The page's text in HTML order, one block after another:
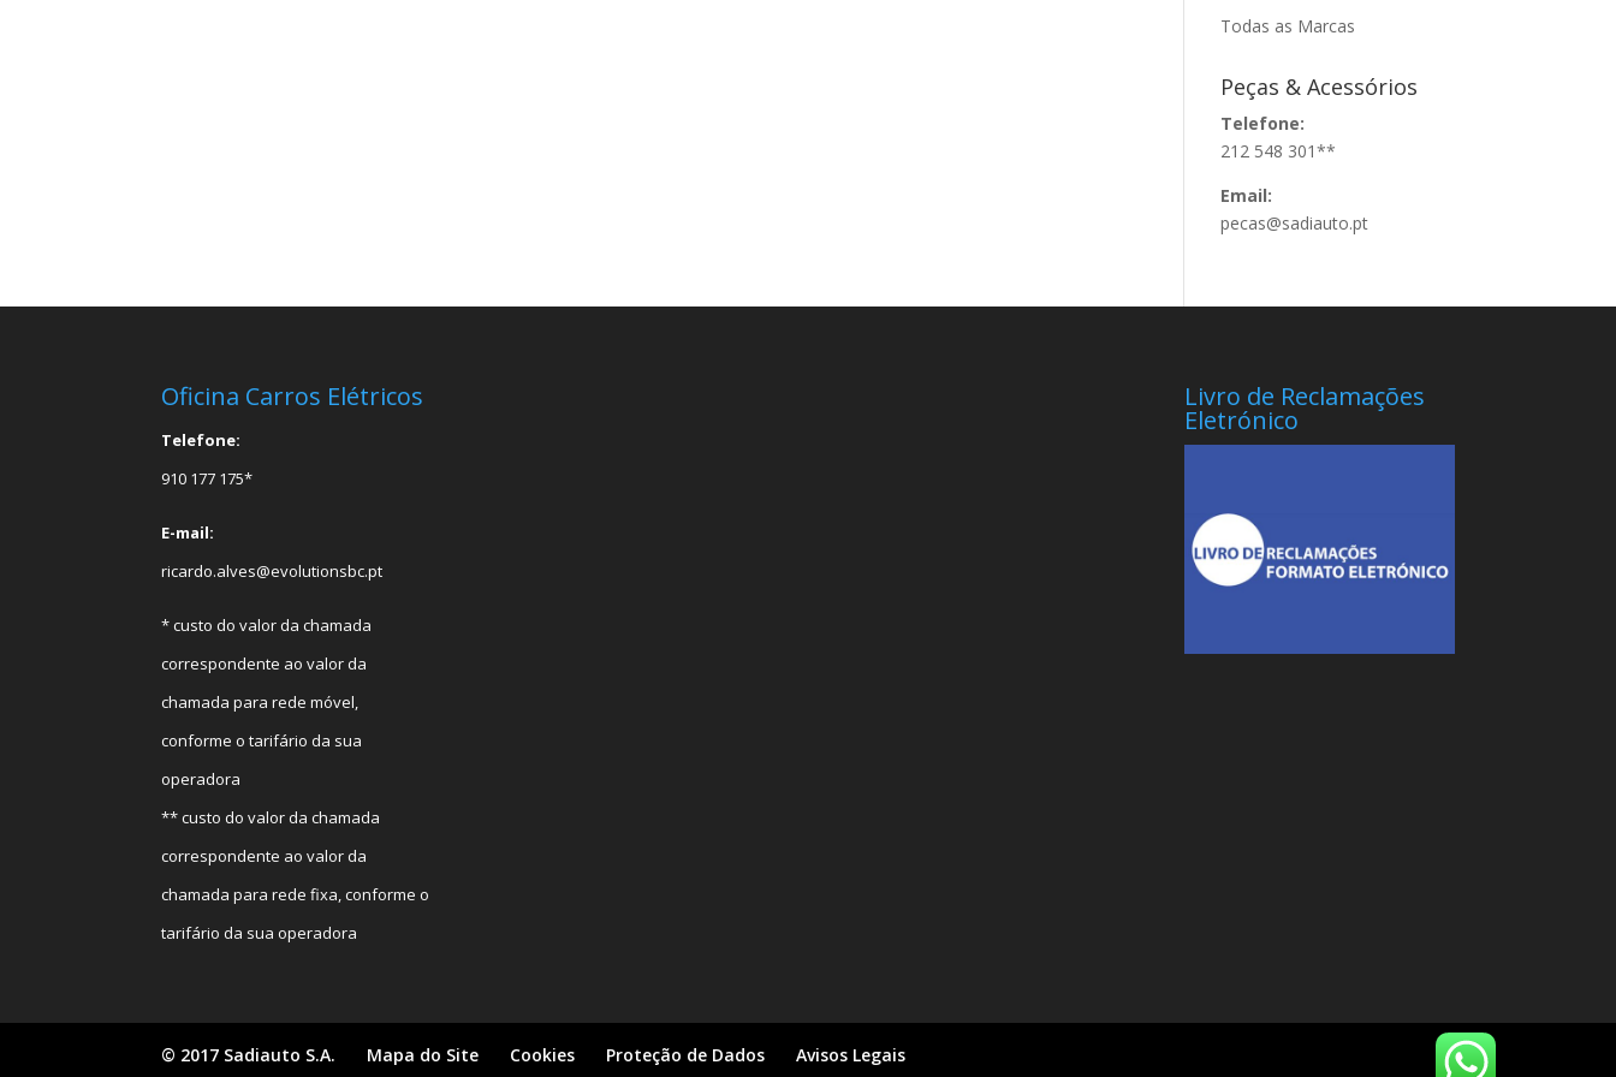
Todas as Marcas
Peças & Acessórios
Telefone:
212 548 301**
Email:
pecas@sadiauto.pt
Oficina Carros Elétricos
Telefone:
910 177 175*
E-mail:
ricardo.alves@evolutionsbc.pt
* custo do valor da chamada
correspondente ao valor da
chamada para rede móvel,
conforme o tarifário da sua
operadora
** custo do valor da chamada
correspondente ao valor da
chamada para rede fixa, conforme o
tarifário da sua operadora
Livro de Reclamações
Eletrónico
© 2017 Sadiauto S.A. Mapa do Site Cookies Proteção de Dados Avisos Legais